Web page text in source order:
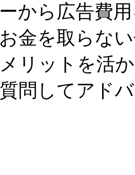
から広告費
金を取らな
リットを活
問してアド